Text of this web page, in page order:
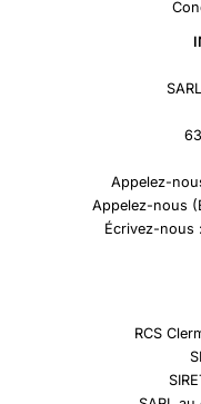
Appelez-
Appelez-nous
Écrivez-nous
RCS